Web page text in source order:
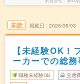
未読 掲載日 2026/08/03
【未経験OK！
ーカーでの総務
職種未経験OK 交通